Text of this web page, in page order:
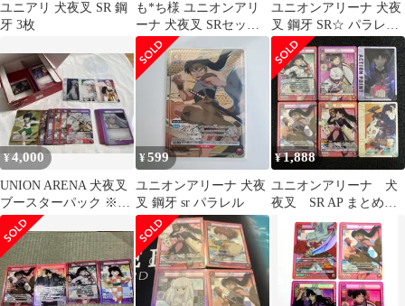
ユニアリ 犬夜叉 SR 鋼
牙 3枚
も*ち様 ユニオンアリ
ーナ 犬夜叉 SRセット
奈落 神楽 鋼牙
ユニオンアリーナ 犬夜
叉 鋼牙 SR☆ パラレル
2枚
¥4,000
UNION ARENA 犬夜叉
ブースターパック ※開
封済セット おまけ空箱
付き
¥599
ユニオンアリーナ 犬夜
叉 鋼牙 sr パラレル
¥1,888
ユニオンアリーナ 犬
夜叉 SR AP まとめ売
り 6枚